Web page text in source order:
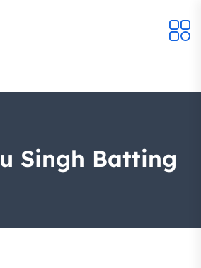
Singh Batting